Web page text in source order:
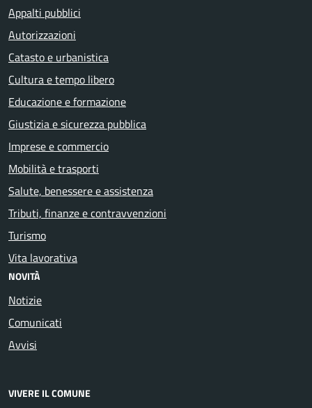
Appalti pubblici
Autorizzazioni
Catasto e urbanistica
Cultura e tempo libero
Educazione e formazione
Giustizia e sicurezza pubblica
Imprese e commercio
Mobilità e trasporti
Salute, benessere e assistenza
Tributi, finanze e contravvenzioni
Turismo
Vita lavorativa
NOVITÀ
Notizie
Comunicati
Avvisi
VIVERE IL COMUNE